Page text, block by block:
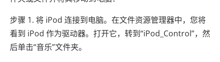
步骤 1. 将 iPod 连接到电脑。在文件资源管理器中，您将
看到 iPod 作为驱动器。打开它，转到“iPod_Control”，然
后单击“音乐”文件夹。